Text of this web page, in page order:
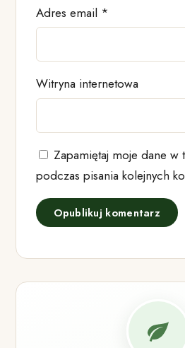
Adres email *
Witryna internetowa
Zapamiętaj moje dane w
podczas pisania kolejnych